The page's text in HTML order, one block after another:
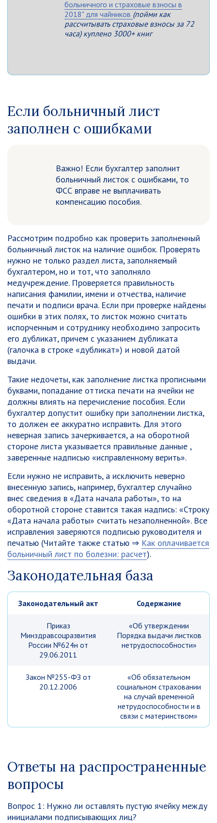
больничного и страховые взносы в
2018" для чайников (пойми как
рассчитывать страховые взносы за 72
часа) куплено 3000+ книг
Если больничный лист
заполнен с ошибками
Важно! Если бухгалтер заполнит
больничный листок с ошибками, то
ФСС вправе не выплачивать
компенсацию пособия.
Рассмотрим подробно как проверить заполненный
больничный листок на наличие ошибок. Проверять
нужно не только раздел листа, заполняемый
бухгалтером, но и тот, что заполняло
медучреждение. Проверяется правильность
написания фамилии, имени и отчества, наличие
печати и подписи врача. Если при проверке найдены
ошибки в этих полях, то листок можно считать
испорченным и сотруднику необходимо запросить
его дубликат, причем с указанием дубликата
(галочка в строке «дубликат») и новой датой
выдачи.
Такие недочеты, как заполнение листка прописными
буквами, попадание оттиска печати на ячейки не
должны влиять на перечисление пособия. Если
бухгалтер допустит ошибку при заполнении листка,
то должен ее аккуратно исправить. Для этого
неверная запись зачеркивается, а на оборотной
стороне листа указывается правильные данные ,
заверенные надписью «исправленному верить».
Если нужно не исправить, а исключить неверно
внесенную запись, например, бухгалтер случайно
внес сведения в «Дата начала работы», то на
оборотной стороне ставится такая надпись: «Строку
«Дата начала работы» считать незаполненной». Все
исправления заверяются подписью руководителя и
печатью (Читайте также статью ⇒ Как оплачивается
больничный лист по болезни: расчет).
Законодательная база
Законодательный акт Содержание
Приказ
Минздравсоцразвития
России №624н от
29.06.2011
«Об утверждении
Порядка выдачи листков
нетрудоспособности»
Закон №255-ФЗ от
20.12.2006
«Об обязательном
социальном страховании
на случай временной
нетрудоспособности и в
связи с материнством»
Ответы на распространенные
вопросы
Вопрос 1: Нужно ли оставлять пустую ячейку между
инициалами подписывающих лиц?